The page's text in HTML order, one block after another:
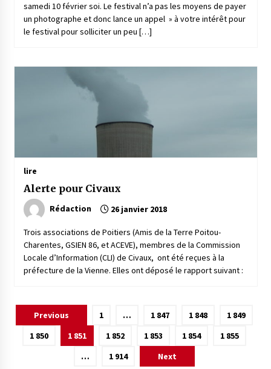
samedi 10 février soi. Le festival n’a pas les moyens de payer
un photographe et donc lance un appel » à votre intérêt pour
le festival pour solliciter un peu […]
lire
Alerte pour Civaux
Rédaction 26 janvier 2018
Trois associations de Poitiers (Amis de la Terre Poitou-
Charentes, GSIEN 86, et ACEVE), membres de la Commission
Locale d’Information (CLI) de Civaux, ont été reçues à la
préfecture de la Vienne. Elles ont déposé le rapport suivant :
Pagination
des
publications
Previous 1 … 1 847 1 848
1 849
1 850
1 851 1 852 1 853 1 854
1 855
…
1 914 Next